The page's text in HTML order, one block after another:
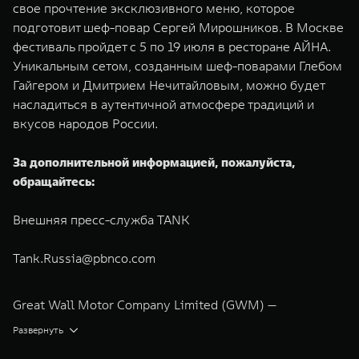
свое прочтение эксклюзивного меню, которое
подготовит шеф-повар Сергей Мирошников. В Москве
фестиваль пройдет с 5 по 19 июля в ресторане АЙНА.
Уникальным сетом, созданным шеф-поварами Глебом
Гайгером и Дмитрием Нечитайловым, можно будет
насладиться в аутентичной атмосфере традиций и
вкусов народов России.
За дополнительной информацией, пожалуйста,
обращайтесь:
Внешняя пресс-служба TANK
Tank.Russia@pbnco.com
Great Wall Motor Company Limited (GWM) —
глобальный производитель внедорожников,
Развернуть